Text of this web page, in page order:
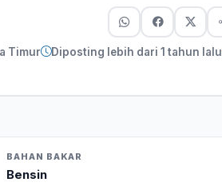
Timur Diposting lebih dari 1 tahun lalu
BAHAN BAKAR
Bensin